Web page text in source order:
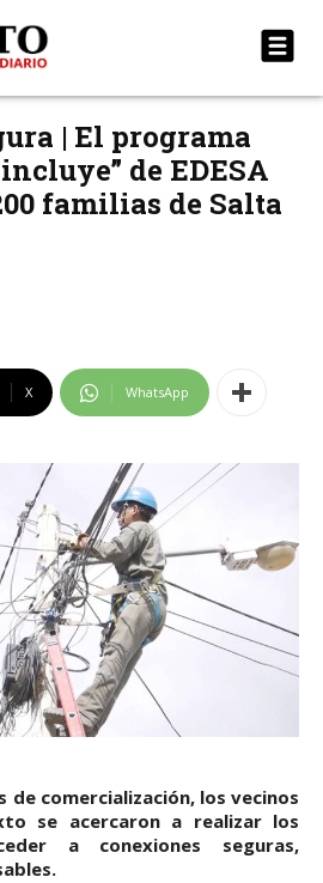
| El programa
de EDESA
familias de Salta
X WhatsApp
de comercialización, los vecinos
se acercaron a realizar los
a conexiones seguras,